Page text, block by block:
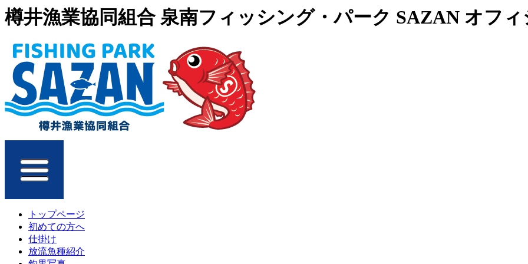
樽井漁業協同組合 泉南フィッシング・パーク SAZAN オフィ
トップページ
初めての方へ
仕掛け
放流魚種紹介